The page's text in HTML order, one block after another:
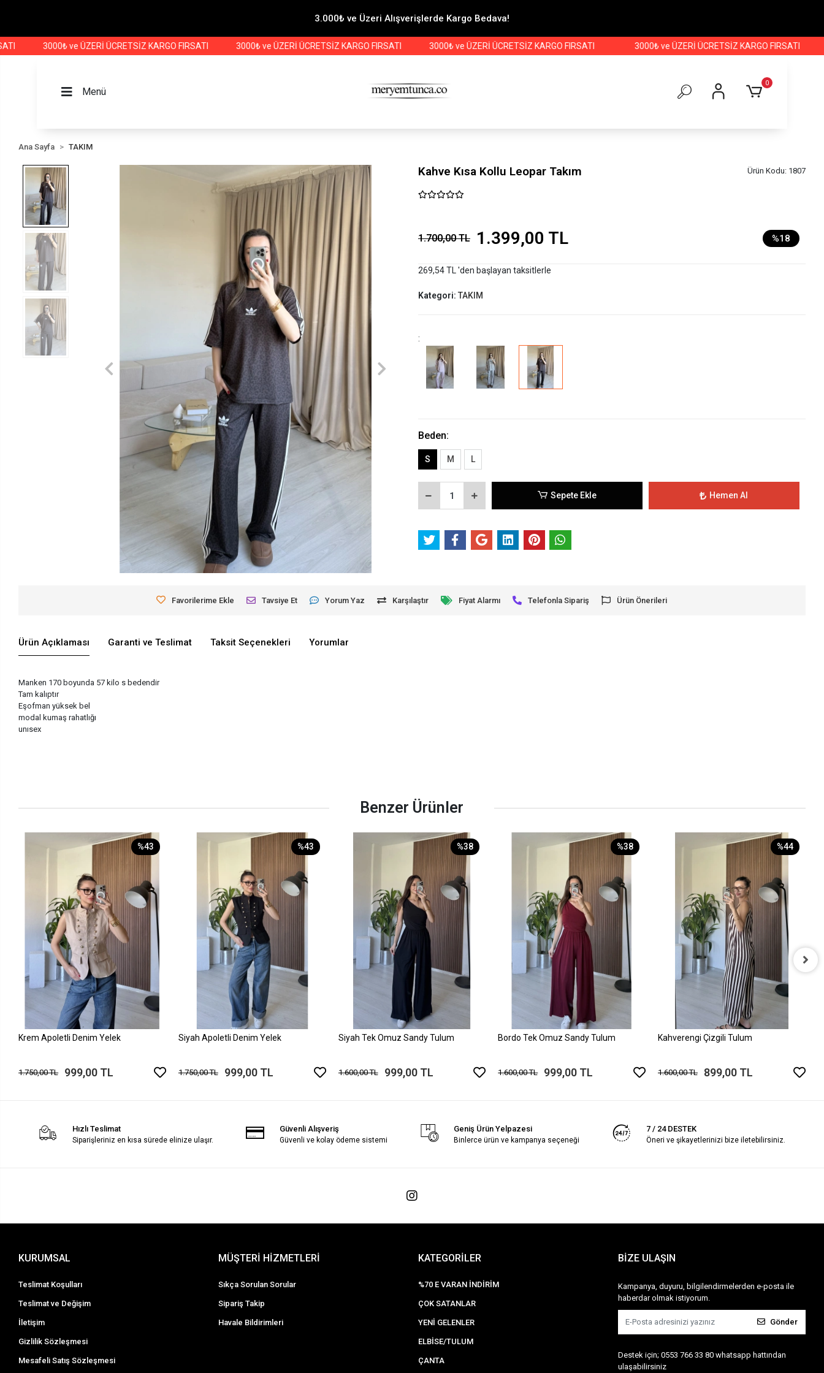
3.000₺ ve Üzeri Alışverişlerde Kargo Bedava!
3000₺ ve ÜZERİ ÜCRETSİZ KARGO FIRSATI 3000₺ ve ÜZERİ ÜCRETSİZ KARGO FIRSATI 3000₺ ve ÜZERİ ÜCRETSİZ KARGO FIRSATI 3000₺ ve ÜZERİ ÜCRETSİZ KARGO FIRSATI
Menü
0
Ana Sayfa TAKIM
Kahve Kısa Kollu Leopar Takım Ürün Kodu: 1807
1.700,00 TL 1.399,00 TL %18
269,54 TL 'den başlayan taksitlerle
Kategori: TAKIM
:
Beden:
S M L
Sepete Ekle Hemen Al
Favorilerime Ekle Tavsiye Et Yorum Yaz Karşılaştır Fiyat Alarmı Telefonla Sipariş Ürün Önerileri
Ürün Açıklaması Garanti ve Teslimat Taksit Seçenekleri Yorumlar
Manken 170 boyunda 57 kilo s bedendir
Tam kalıptır
Eşofman yüksek bel
modal kumaş rahatlığı
unısex
Benzer Ürünler
%43
Krem Apoletli Denim Yelek
1.750,00 TL 999,00 TL
%43
Siyah Apoletli Denim Yelek
1.750,00 TL 999,00 TL
%38
Siyah Tek Omuz Sandy Tulum
1.600,00 TL 999,00 TL
%38
Bordo Tek Omuz Sandy Tulum
1.600,00 TL 999,00 TL
%44
Kahverengi Çizgili Tulum
1.600,00 TL 899,00 TL
Hızlı Teslimat
Siparişleriniz en kısa sürede elinize ulaşır.
Güvenli Alışveriş
Güvenli ve kolay ödeme sistemi
Geniş Ürün Yelpazesi
Binlerce ürün ve kampanya seçeneği
7 / 24 DESTEK
Öneri ve şikayetlerinizi bize iletebilirsiniz.
KURUMSAL
Teslimat Koşulları
Teslimat ve Değişim
İletişim
Gizlilik Sözleşmesi
Mesafeli Satış Sözleşmesi
MÜŞTERİ HİZMETLERİ
Sıkça Sorulan Sorular
Sipariş Takip
Havale Bildirimleri
KATEGORİLER
%70 E VARAN İNDİRİM
ÇOK SATANLAR
YENİ GELENLER
ELBİSE/TULUM
ÇANTA
BİZE ULAŞIN
Kampanya, duyuru, bilgilendirmelerden e-posta ile
haberdar olmak istiyorum.
Gönder
Destek için; 0553 766 33 80 whatsapp hattından
ulaşabilirsiniz